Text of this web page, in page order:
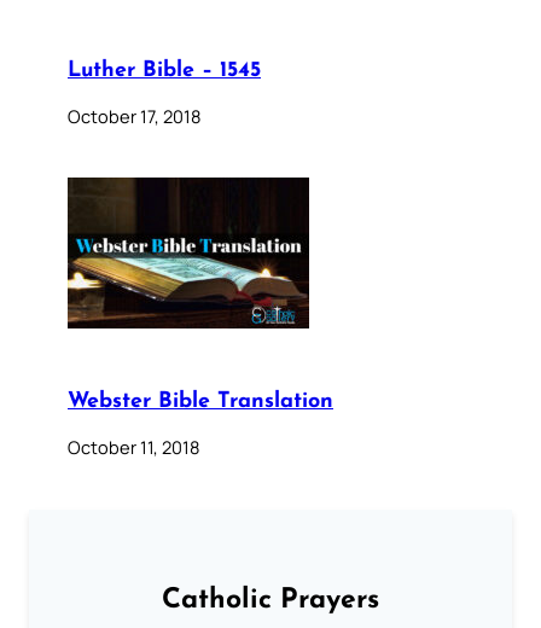
Luther Bible – 1545
October 17, 2018
Webster Bible Translation
October 11, 2018
Catholic Prayers